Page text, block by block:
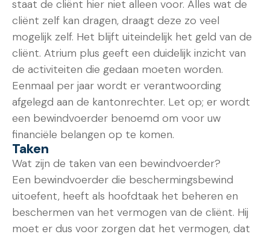
staat de cliënt hier niet alleen voor. Alles wat de
cliënt zelf kan dragen, draagt deze zo veel
mogelijk zelf. Het blijft uiteindelijk het geld van de
cliënt. Atrium plus geeft een duidelijk inzicht van
de activiteiten die gedaan moeten worden.
Eenmaal per jaar wordt er verantwoording
afgelegd aan de kantonrechter. Let op; er wordt
een bewindvoerder benoemd om voor uw
financiële belangen op te komen.
Taken
Wat zijn de taken van een bewindvoerder?
Een bewindvoerder die beschermingsbewind
uitoefent, heeft als hoofdtaak het beheren en
beschermen van het vermogen van de cliënt. Hij
moet er dus voor zorgen dat het vermogen, dat